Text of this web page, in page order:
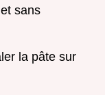
sans
la pâte sur